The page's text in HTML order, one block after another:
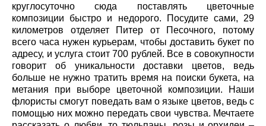
круглосуточно сюда поставлять цветочные
композиции быстро и недорого. Посудите сами, 29
километров отделяет Питер от Песочного, потому
всего часа нужен курьерам, чтобы доставить букет по
адресу, и услуга стоит 700 рублей. Все в совокупности
говорит об уникальности доставки цветов, ведь
больше не нужно тратить время на поиски букета, на
метания при выборе цветочной композиции. Наши
флористы смогут поведать вам о языке цветов, ведь с
помощью них можно передать свои чувства. Мечтаете